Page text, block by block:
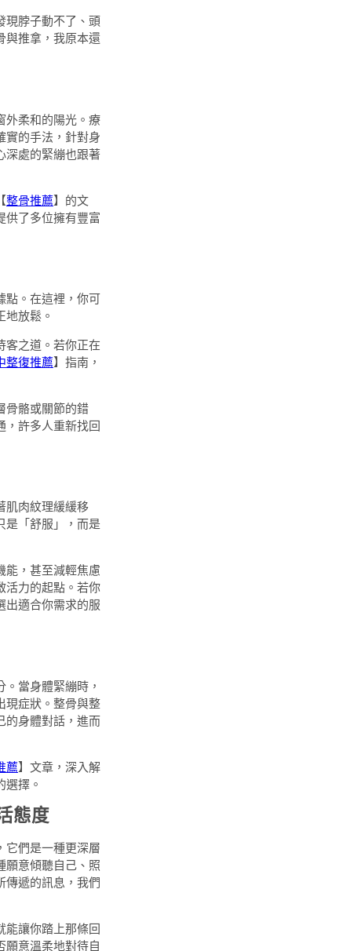
現脖子動不了、頭
與推拿，我原本還
外柔和的陽光。療
實的手法，針對身
深處的緊繃也跟著
整骨推薦】的文
供了多位擁有豐富
點。在這裡，你可
放鬆。
客之道。若你正在
整復推薦】指南，
骨骼或關節的錯
，許多人重新找回
肌肉紋理緩緩移
是「舒服」，而是
能，甚至減輕焦慮
活力的起點。若你
出適合你需求的服
當身體緊繃時，
現症狀。整骨與整
的身體對話，進而
薦】文章，深入解
擇。
態度
它們是一種更深層
願意傾聽自己、照
傳遞的訊息，我們
能讓你踏上那條回
願意溫柔地對待自